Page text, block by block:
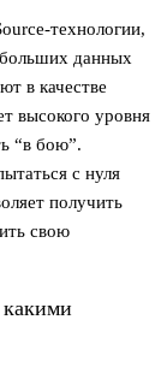
технологии,
данных
в качестве
высокого уровня
“в бою”.
с нуля
получить
свою
какими